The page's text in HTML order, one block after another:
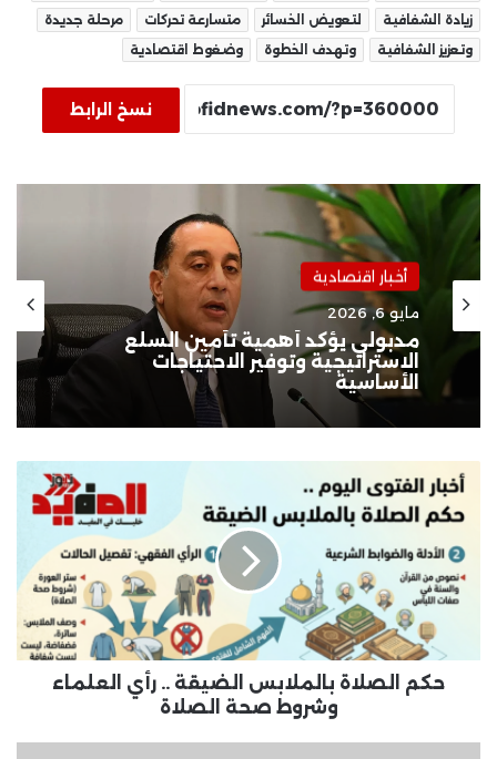
زيادة الشفافية
لتعويض الخسائر متسارعة تحركات
مرحلة جديدة
وتعزيز الشفافية
وتهدف الخطوة وضغوط اقتصادية
نسخ الرابط
أخبار اقتصادية
مايو 6, 2026
مدبولي يؤكد أهمية تأمين السلع
الاستراتيجية وتوفير الاحتياجات
الأساسية
حكم
الصلاة
بالملابس
رأي
العلماء
وشروط
صحة
الصلاةحكم الصلاة بالملابس الضيقة .. رأي العلماء
وشروط صحة الصلاة